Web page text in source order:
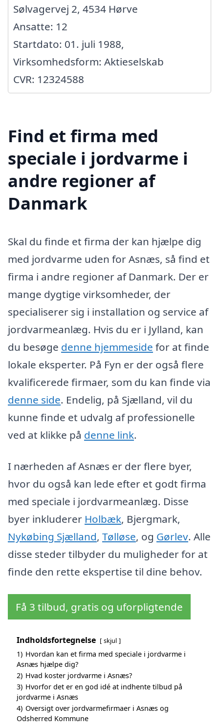
Sølvagervej 2, 4534 Hørve
Ansatte: 12
Startdato: 01. juli 1988,
Virksomhedsform: Aktieselskab
CVR: 12324588
Find et firma med
speciale i jordvarme i
andre regioner af
Danmark
Skal du finde et firma der kan hjælpe dig
med jordvarme uden for Asnæs, så find et
firma i andre regioner af Danmark. Der er
mange dygtige virksomheder, der
specialiserer sig i installation og service af
jordvarmeanlæg. Hvis du er i Jylland, kan
du besøge denne hjemmeside for at finde
lokale eksperter. På Fyn er der også flere
kvalificerede firmaer, som du kan finde via
denne side. Endelig, på Sjælland, vil du
kunne finde et udvalg af professionelle
ved at klikke på denne link.
I nærheden af Asnæs er der flere byer,
hvor du også kan lede efter et godt firma
med speciale i jordvarmeanlæg. Disse
byer inkluderer Holbæk, Bjergmark,
Nykøbing Sjælland, Tølløse, og Gørlev. Alle
disse steder tilbyder du muligheder for at
finde den rette ekspertise til dine behov.
Få 3 tilbud, gratis og uforpligtende
Indholdsfortegnelse skjul
1) Hvordan kan et firma med speciale i jordvarme i
Asnæs hjælpe dig?
2) Hvad koster jordvarme i Asnæs?
3) Hvorfor det er en god idé at indhente tilbud på
jordvarme i Asnæs
4) Oversigt over jordvarmefirmaer i Asnæs og
Odsherred Kommune